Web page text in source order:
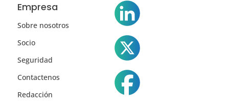
Empresa
Sobre nosotros
Socio
Seguridad
Contactenos
Redacción